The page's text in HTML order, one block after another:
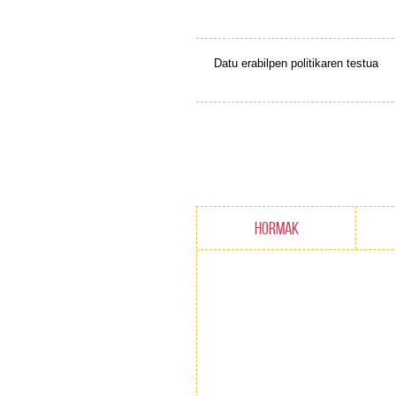
Datu erabilpen politikaren testua
HORMAK